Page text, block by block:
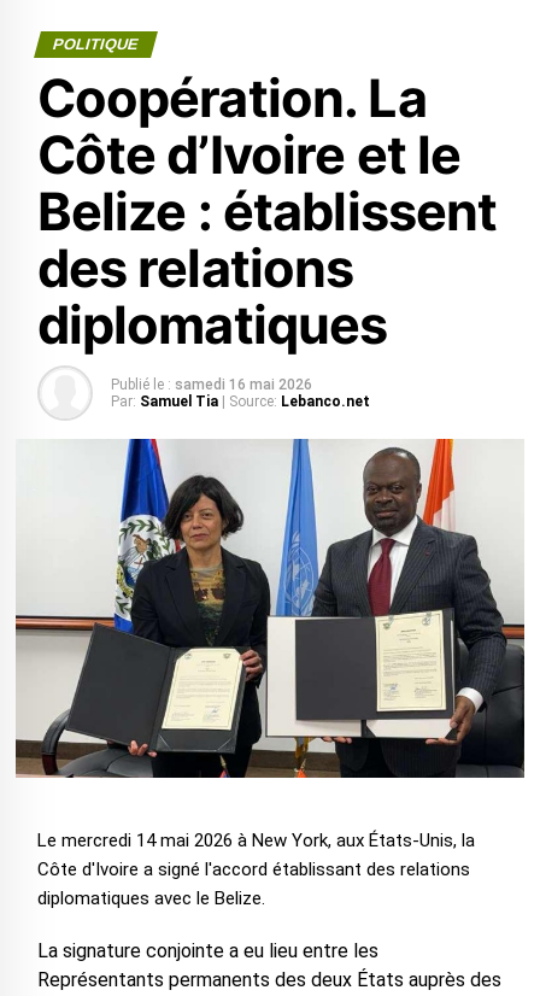
POLITIQUE
Coopération. La
Côte d’Ivoire et le
Belize : établissent
des relations
diplomatiques
Publié le : samedi 16 mai 2026
Par: Samuel Tia | Source: Lebanco.net
Le mercredi 14 mai 2026 à New York, aux États-Unis, la
Côte d'Ivoire a signé l'accord établissant des relations
diplomatiques avec le Belize.
La signature conjointe a eu lieu entre les
Représentants permanents des deux États auprès des